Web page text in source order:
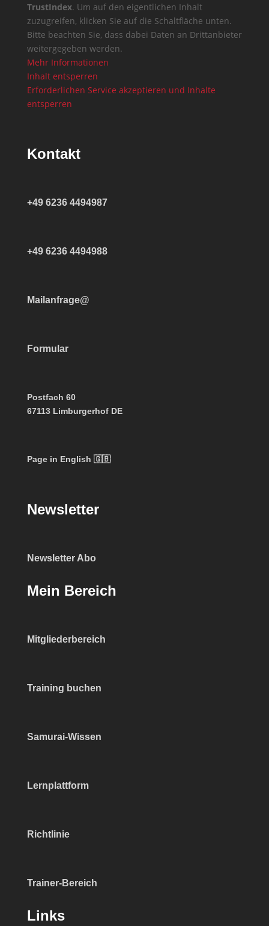
TrustIndex. Um auf den eigentlichen Inhalt
zuzugreifen, klicken Sie auf die Schaltfläche unten.
Bitte beachten Sie, dass dabei Daten an Drittanbieter
weitergegeben werden.
Mehr Informationen
Inhalt entsperren
Erforderlichen Service akzeptieren und Inhalte
entsperren
Kontakt
+49 6236 4494987
+49 6236 4494988
Mailanfrage@
Formular
Postfach 60
67113 Limburgerhof DE
Page in English 🇬🇧
Newsletter
Newsletter Abo
Mein Bereich
Mitgliederbereich
Training buchen
Samurai-Wissen
Lernplattform
Richtlinie
Trainer-Bereich
Links